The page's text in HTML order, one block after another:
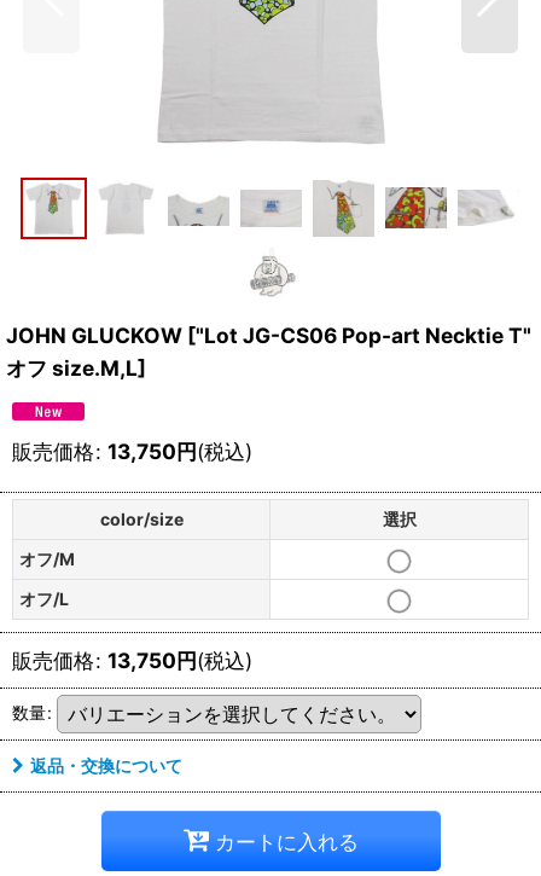
JOHN GLUCKOW ["Lot JG-CS06 Pop-art Necktie T"
オフ size.M,L]
販売価格: 13,750円(税込)
color/size
選択
オフ/M
オフ/L
販売価格: 13,750円(税込)
数量:
返品・交換について
カートに入れる